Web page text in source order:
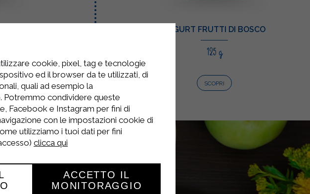
YOGURT FRUTTI DI BOSCO
125 g
SCOPRI
cookie, pixel, tag e tecnologie
ed il browser da te utilizzati, di
quali ad esempio la
Potremmo condividere queste
Facebook e Instagram per fini di
con le impostazioni cookie di
utilizziamo i tuoi dati per fini
clicca qui
ACCETTO IL
MONITORAGGIO